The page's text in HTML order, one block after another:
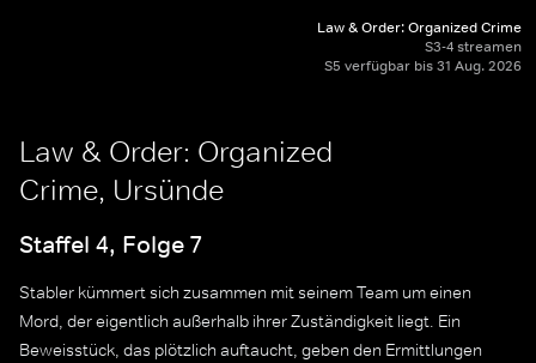
Law & Order: Organized Crime
S3-4 streamen
S5 verfügbar bis 31 Aug. 2026
Law & Order: Organized
Crime, Ursünde
Staffel 4, Folge 7
Stabler kümmert sich zusammen mit seinem Team um einen
Mord, der eigentlich außerhalb ihrer Zuständigkeit liegt. Ein
Beweisstück, das plötzlich auftaucht, geben den Ermittlungen